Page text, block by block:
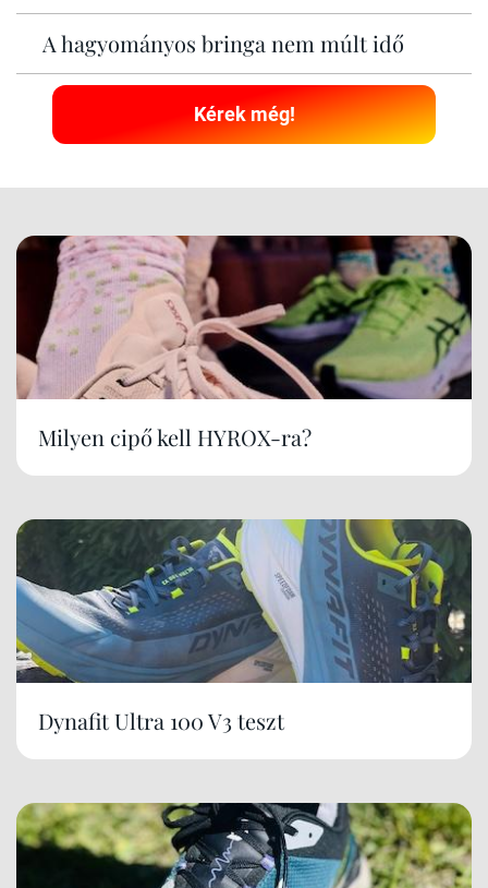
A hagyományos bringa nem múlt idő
Kérek még!
Milyen cipő kell HYROX-ra?
Dynafit Ultra 100 V3 teszt